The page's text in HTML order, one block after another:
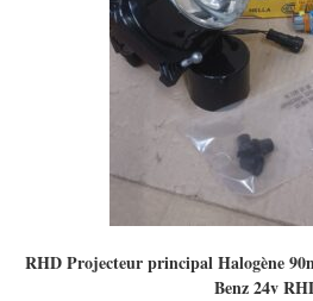
RHD Projecteur principal Halogène
Benz 24v